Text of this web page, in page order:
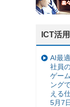
ICT活
AI最
社員
ゲー
ング
える
5月7